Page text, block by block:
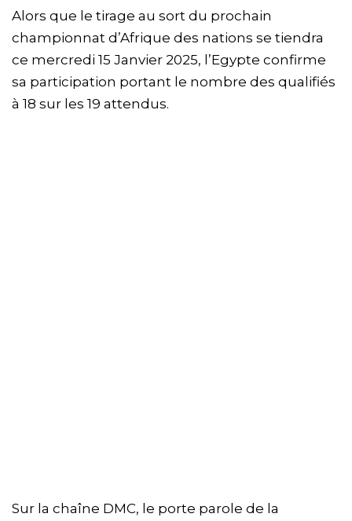
Alors que le tirage au sort du prochain
championnat d’Afrique des nations se tiendra
ce mercredi 15 Janvier 2025, l’Egypte confirme
sa participation portant le nombre des qualifiés
à 18 sur les 19 attendus.
Sur la chaîne DMC, le porte parole de la